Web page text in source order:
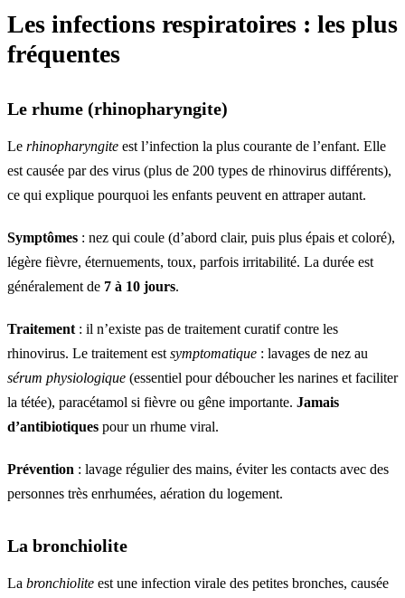
Les infections respiratoires : les plus
fréquentes
Le rhume (rhinopharyngite)
Le rhinopharyngite est l’infection la plus courante de l’enfant. Elle
est causée par des virus (plus de 200 types de rhinovirus différents),
ce qui explique pourquoi les enfants peuvent en attraper autant.
Symptômes : nez qui coule (d’abord clair, puis plus épais et coloré),
légère fièvre, éternuements, toux, parfois irritabilité. La durée est
généralement de 7 à 10 jours.
Traitement : il n’existe pas de traitement curatif contre les
rhinovirus. Le traitement est symptomatique : lavages de nez au
sérum physiologique (essentiel pour déboucher les narines et faciliter
la tétée), paracétamol si fièvre ou gêne importante. Jamais
d’antibiotiques pour un rhume viral.
Prévention : lavage régulier des mains, éviter les contacts avec des
personnes très enrhumées, aération du logement.
La bronchiolite
La bronchiolite est une infection virale des petites bronches, causée